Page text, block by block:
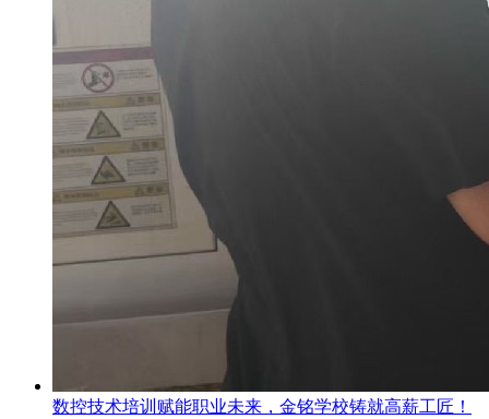
数控技术培训赋能职业未来，金铭学校铸就高薪工匠！